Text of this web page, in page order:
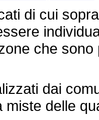
di cui
che
dai
miste delle